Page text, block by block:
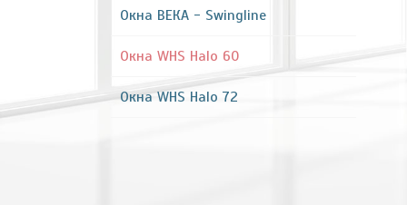
Окна ВЕКА - Swingline
Окна WHS Halo 60
Окна WHS Halo 72